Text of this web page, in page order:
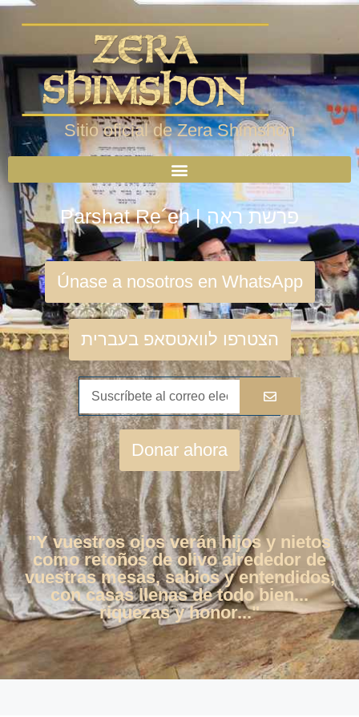
Sitio oficial de Zera Shimshon
Parshat Re´eh | פרשת ראה
Únase a nosotros en WhatsApp
הצטרפו לוואטסאפ בעברית
Donar ahora
"Y vuestros ojos verán hijos y nietos
como retoños de olivo alrededor de
vuestras mesas, sabios y entendidos,
con casas llenas de todo bien...
riquezas y honor..."